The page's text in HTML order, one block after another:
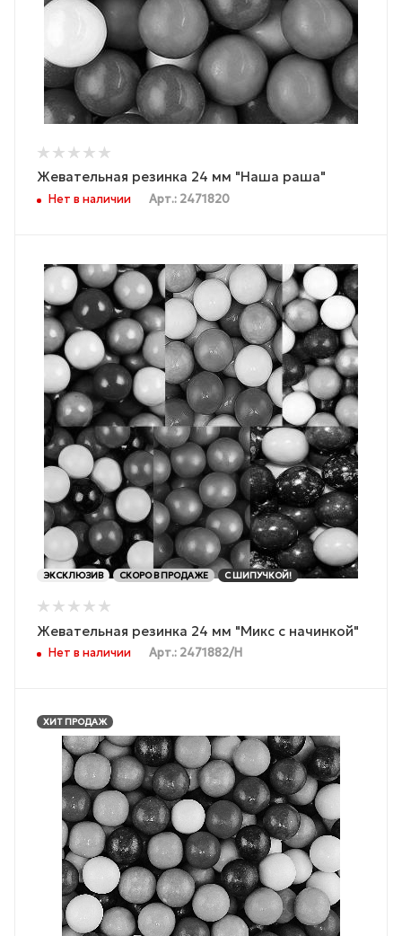
Жевательная резинка 24 мм "Наша раша"
Нет в наличии Арт.: 2471820
ЭКСКЛЮЗИВ СКОРО В ПРОДАЖЕ С ШИПУЧКОЙ!
Жевательная резинка 24 мм "Микс с начинкой"
Нет в наличии Арт.: 2471882/Н
ХИТ ПРОДАЖ